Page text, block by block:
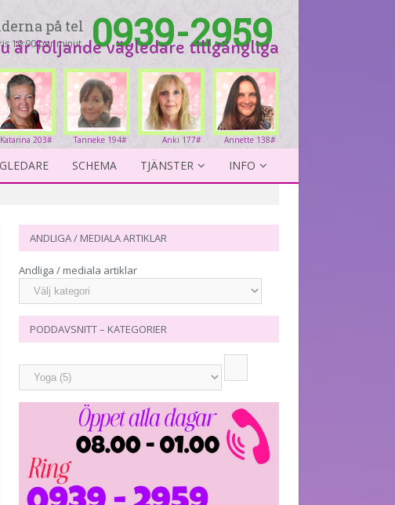
på tel
19:90 per minut. 0939-2959
är följande vägledare tillgängliga
Annette 138#
Anki 177#
Tanneke 194#
Katarina 203#
SCHEMA TJÄNSTER INFO
ANDLIGA / MEDIALA ARTIKLAR
Andliga / mediala artiklar
PODDAVSNITT – KATEGORIER